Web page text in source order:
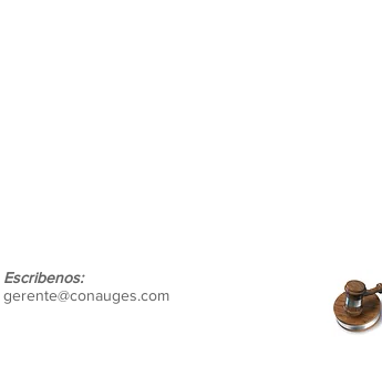
Escribenos:
gerente@conauges.com